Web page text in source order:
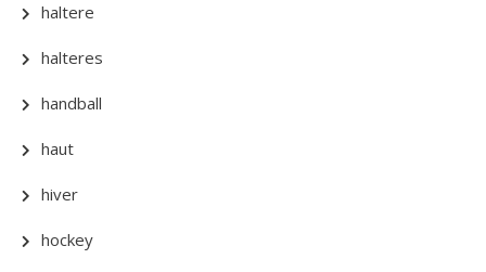
haltere
halteres
handball
haut
hiver
hockey